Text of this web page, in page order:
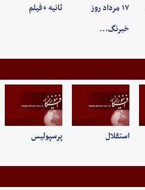
۱۷ مرداد روز
خبرنگ…
ثانیه +فیلم
استقلال پرسپولیس